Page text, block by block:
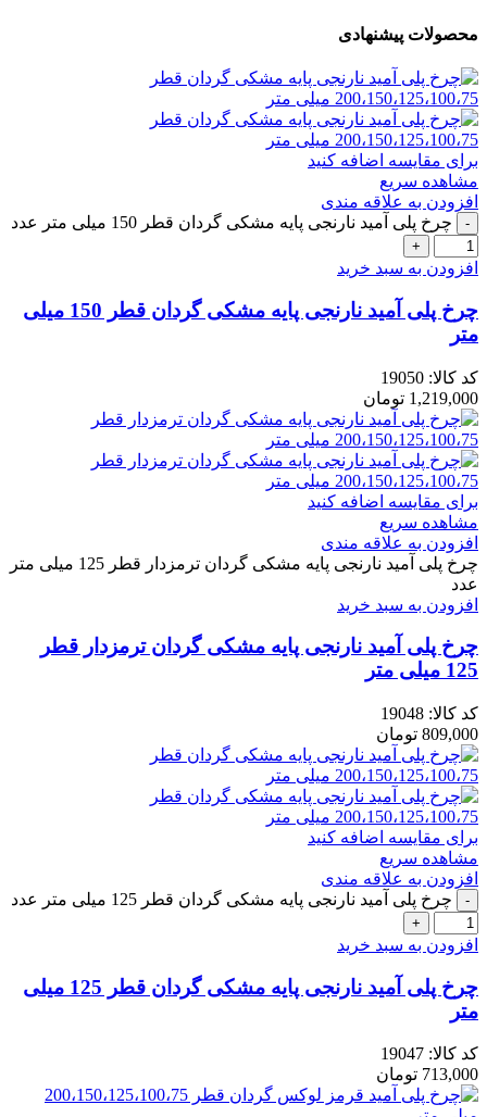
محصولات پیشنهادی
برای مقایسه اضافه کنید
مشاهده سریع
افزودن به علاقه مندی
چرخ پلی آمید نارنجی پایه مشکی گردان قطر 150 میلی متر عدد
افزودن به سبد خرید
چرخ پلی آمید نارنجی پایه مشکی گردان قطر 150 میلی
متر
کد کالا: 19050
1,219,000 تومان
برای مقایسه اضافه کنید
مشاهده سریع
افزودن به علاقه مندی
چرخ پلی آمید نارنجی پایه مشکی گردان ترمزدار قطر 125 میلی متر
عدد
افزودن به سبد خرید
چرخ پلی آمید نارنجی پایه مشکی گردان ترمزدار قطر
125 میلی متر
کد کالا: 19048
809,000 تومان
برای مقایسه اضافه کنید
مشاهده سریع
افزودن به علاقه مندی
چرخ پلی آمید نارنجی پایه مشکی گردان قطر 125 میلی متر عدد
افزودن به سبد خرید
چرخ پلی آمید نارنجی پایه مشکی گردان قطر 125 میلی
متر
کد کالا: 19047
713,000 تومان